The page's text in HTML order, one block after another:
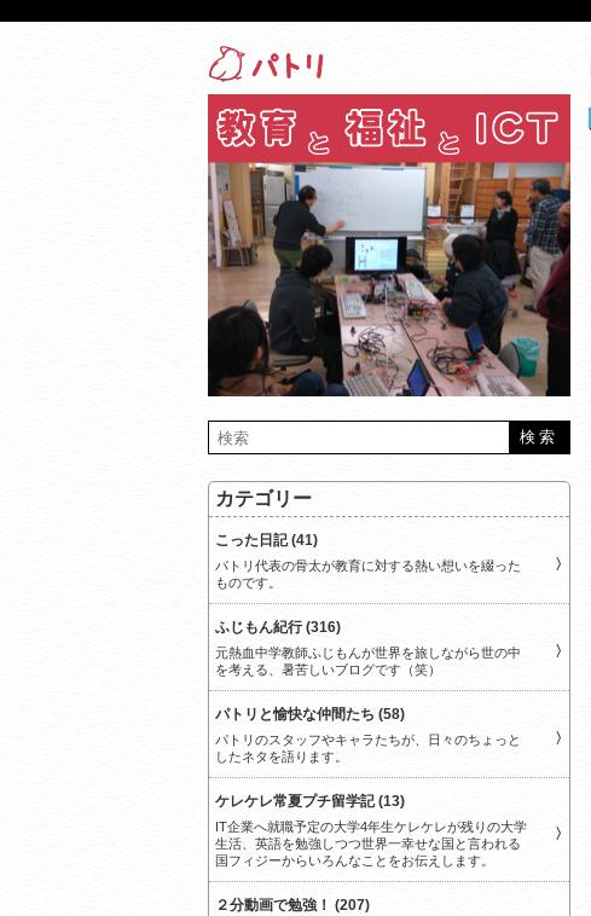
カテゴリー
こった日記 (41)
パトリ代表の骨太が教育に対する熱い想いを綴った
ものです。
ふじもん紀行 (316)
元熱血中学教師ふじもんが世界を旅しながら世の中
を考える、暑苦しいブログです（笑）
パトリと愉快な仲間たち (58)
パトリのスタッフやキャラたちが、日々のちょっと
したネタを語ります。
ケレケレ常夏プチ留学記 (13)
IT企業へ就職予定の大学4年生ケレケレが残りの大学
生活、英語を勉強しつつ世界一幸せな国と言われる
国フィジーからいろんなことをお伝えします。
２分動画で勉強！ (207)